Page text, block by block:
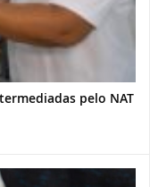
pelo NAT